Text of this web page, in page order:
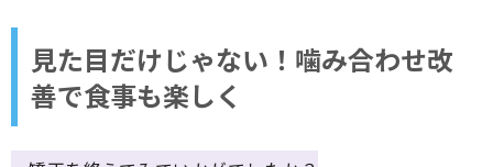
見た目だけじゃない！噛み合わせ改
善で食事も楽しく